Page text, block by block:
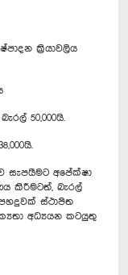
ක්‍රියාවලිය
50,000යි.
සැපයීමට අපේක්ෂා
කිරීමටත්, බැරල්
ස්ථාපිත
අධ්‍යයන කටයුතු